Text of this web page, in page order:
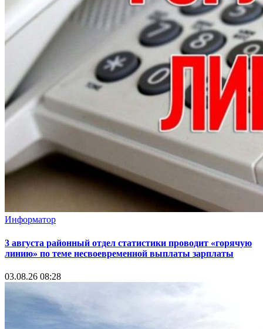
Информатор
3 августа районный отдел статистики проводит «горячую
линию» по теме несвоевременной выплаты зарплаты
03.08.26 08:28